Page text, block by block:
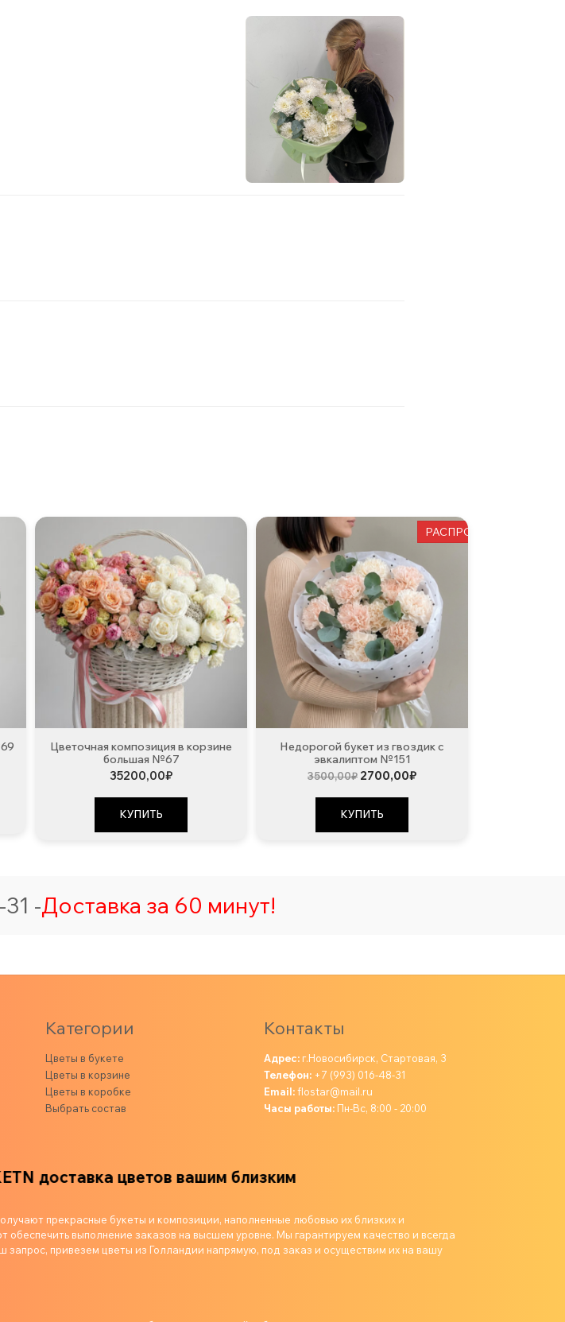
Цветочная композиция в корзине
большая №67
35200,00₽
КУПИТЬ
РАСПРОДАЖА!
Недорогой букет из гвоздик с
эвкалиптом №151
3500,00₽ Первоначальная
составляла
3500,00₽.
2700,00₽Текущая
КУПИТЬ
-Доставка за 60 минут!
Категории
Цветы в букете
Цветы в корзине
Цветы в коробке
Выбрать состав
Контакты
Адрес: г.Новосибирск, Стартовая, 3
Телефон: +7 (993) 016-48-31
Email:flostar@mail.ru
Часы работы: Пн-Вс, 8:00 - 20:00
цветов вашим близким
прекрасные букеты и композиции, наполненные любовью их близких и
выполнение заказов на высшем уровне. Мы гарантируем качество и всегда
привезем цветы из Голландии напрямую, под заказ и осуществим их на вашу